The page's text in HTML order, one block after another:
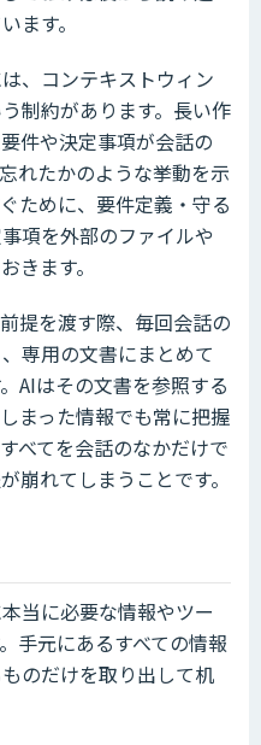
ます。
、コンテキストウィン
制約があります。長い作
件や決定事項が会話の
れたかのような挙動を示
ために、要件定義・守る
項を外部のファイルや
きます。
提を渡す際、毎回会話の
専用の文書にまとめて
AIはその文書を参照する
まった情報でも常に把握
べてを会話のなかだけで
崩れてしまうことです。
当に必要な情報やツー
手元にあるすべての情報
のだけを取り出して机